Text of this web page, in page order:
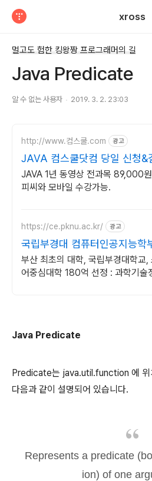
xross
멀고도 험한 킹왕짱 프로그래머의 길
Java Predicate
알 수 없는 사용자 2019. 3. 2. 23:03
http://www.컴스쿨.com 광고
JAVA 컴스쿨닷컴 당일 신청&
기프티콘!
JAVA 1년 동영상 전과목 89,000
피씨와 모바일 수강가능.
https://ce.pknu.ac.kr/ 광고
국립부경대 컴퓨터인공지능학
부산 최초의 대학, 국립부경대학교,
어중심대학 180억 선정 : 과학기술
Java Predicate
Predicate는 java.util.function 에 위
다음과 같이 설명되어 있습니다.
Represents a predicate
ion) of one